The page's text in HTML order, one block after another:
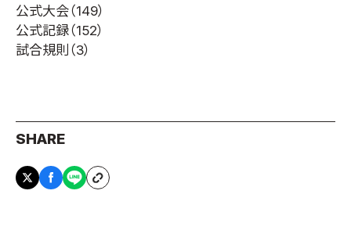
公式大会（149）
公式記録（152）
試合規則 （3）
SHARE